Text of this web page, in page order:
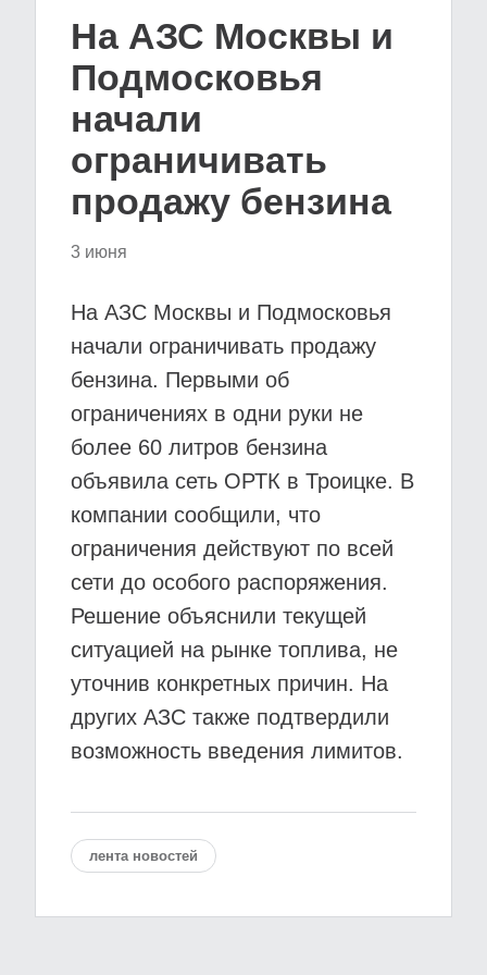
На АЗС Москвы и
Подмосковья
начали
ограничивать
продажу бензина
3 июня
На АЗС Москвы и Подмосковья
начали ограничивать продажу
бензина. Первыми об
ограничениях в одни руки не
более 60 литров бензина
объявила сеть ОРТК в Троицке. В
компании сообщили, что
ограничения действуют по всей
сети до особого распоряжения.
Решение объяснили текущей
ситуацией на рынке топлива, не
уточнив конкретных причин. На
других АЗС также подтвердили
возможность введения лимитов.
лента новостей